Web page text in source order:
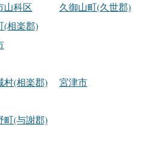
山科区
久御山町(久世郡)
(相楽郡)
村(相楽郡)
宮津市
町(与謝郡)